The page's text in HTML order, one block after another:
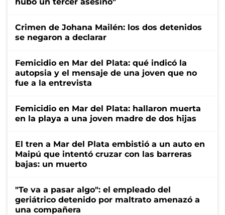
Crimen de Johana Mailén: los dos detenidos
se negaron a declarar
Femicidio en Mar del Plata: qué indicó la
autopsia y el mensaje de una joven que no
fue a la entrevista
Femicidio en Mar del Plata: hallaron muerta
en la playa a una joven madre de dos hijas
El tren a Mar del Plata embistió a un auto en
Maipú que intentó cruzar con las barreras
bajas: un muerto
"Te va a pasar algo": el empleado del
geriátrico detenido por maltrato amenazó a
una compañera